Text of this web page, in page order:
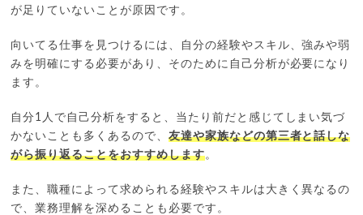
が足りていないことが原因です。
向いてる仕事を見つけるには、自分の経験やスキル、強みや弱
みを明確にする必要があり、そのために自己分析が必要になり
ます。
自分1人で自己分析をすると、当たり前だと感じてしまい気づ
かないことも多くあるので、 友達や家族などの第三者と話しな
がら振り返ることをおすすめします。
また、職種によって求められる経験やスキルは大きく異なるの
で、業務理解を深めることも必要です。